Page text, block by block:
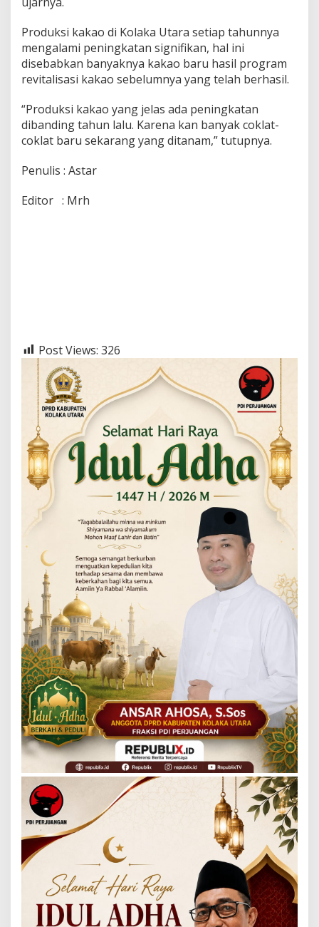
Produksi kakao di Kolaka Utara setiap tahunnya
mengalami peningkatan signifikan, hal ini
disebabkan banyaknya kakao baru hasil program
revitalisasi kakao sebelumnya yang telah berhasil.
“Produksi kakao yang jelas ada peningkatan
dibanding tahun lalu. Karena kan banyak coklat-
coklat baru sekarang yang ditanam,” tutupnya.
Penulis : Astar
Editor : Mrh
Post Views: 326